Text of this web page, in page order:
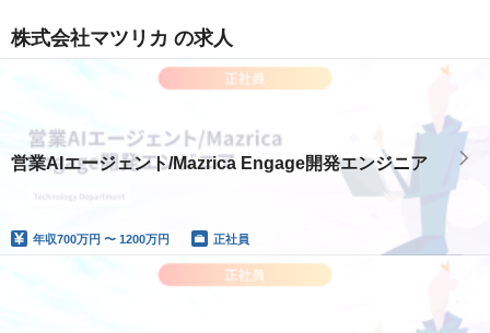
株式会社マツリカ の求人
営業AIエージェント/Mazrica Engage開発エンジニア
年収700万円 〜 1200万円 正社員